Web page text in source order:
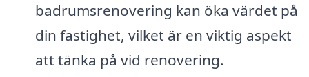
badrumsrenovering kan öka värdet på
din fastighet, vilket är en viktig aspekt
att tänka på vid renovering.